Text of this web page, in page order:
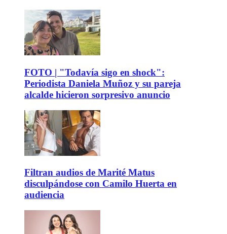
FOTO | "Todavía sigo en shock":
Periodista Daniela Muñoz y su pareja
alcalde hicieron sorpresivo anuncio
Filtran audios de Marité Matus
disculpándose con Camilo Huerta en
audiencia